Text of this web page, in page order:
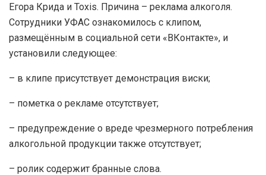
Егора Крида и Toxis. Причина – реклама алкоголя.
Сотрудники УФАС ознакомилось с клипом,
размещённым в социальной сети «ВКонтакте», и
установили следующее:
– в клипе присутствует демонстрация виски;
– пометка о рекламе отсутствует;
– предупреждение о вреде чрезмерного потребления
алкогольной продукции также отсутствует;
– ролик содержит бранные слова.